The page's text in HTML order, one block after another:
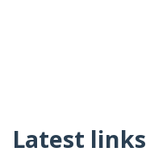
Latest links